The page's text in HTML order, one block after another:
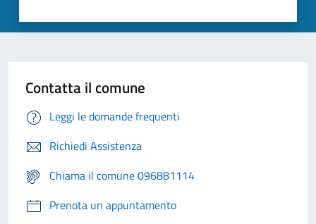
Contatta il comune
Leggi le domande frequenti
Richiedi Assistenza
Chiama il comune 096881114
Prenota un appuntamento